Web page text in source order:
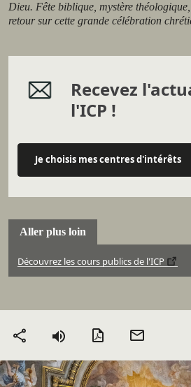
Dieu. Fête biblique, mystère
retour sur cette grande célébration
Recevez
l'ICP !
Je choisis mes centres d'intérêts
Aller plus loin
Découvrez les cours publics de l'ICP
Partager Version PDF